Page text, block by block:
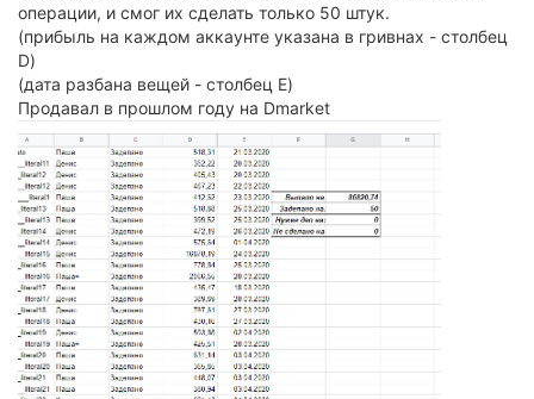
операции, и смог их сделать только 50 штук.
(прибыль на каждом аккаунте указана в гривнах - столбец
D)
(дата разбана вещей - столбец E)
Продавал в прошлом году на Dmarket